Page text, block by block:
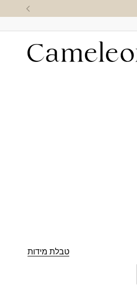
טבלת מידות